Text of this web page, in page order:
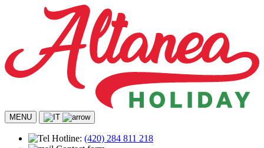
MENU
Hotline: (420) 284 811 218